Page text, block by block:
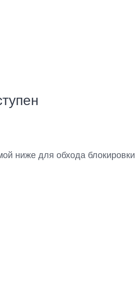
ниже для обхода блокировки